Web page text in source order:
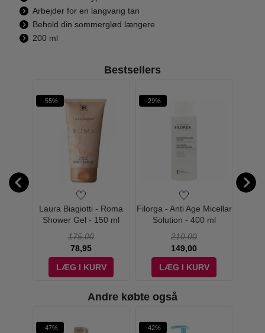
Arbejder for en langvarig tan
Behold din sommerglød længere
200 ml
Bestsellers
-55%
Laura Biagiotti - Roma
Shower Gel - 150 ml
175,00
78,95
LÆG I KURV
-29%
Filorga - Anti Age Micellar
Solution - 400 ml
210,00
149,00
LÆG I KURV
Andre købte også
-47% -42%